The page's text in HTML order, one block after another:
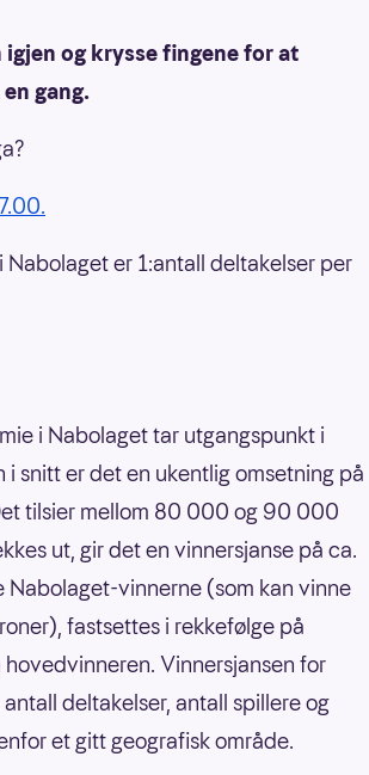
og krysse fingene for at
gang.
er 1:antall deltakelser per
i Nabolaget tar utgangspunkt i
snitt er det en ukentlig omsetning på
tilsier mellom 80 000 og 90 000
ut, gir det en vinnersjanse på ca.
vinnerne (som kan vinne
fastsettes i rekkefølge på
Vinnersjansen for
deltakelser, antall spillere og
et gitt geografisk område.